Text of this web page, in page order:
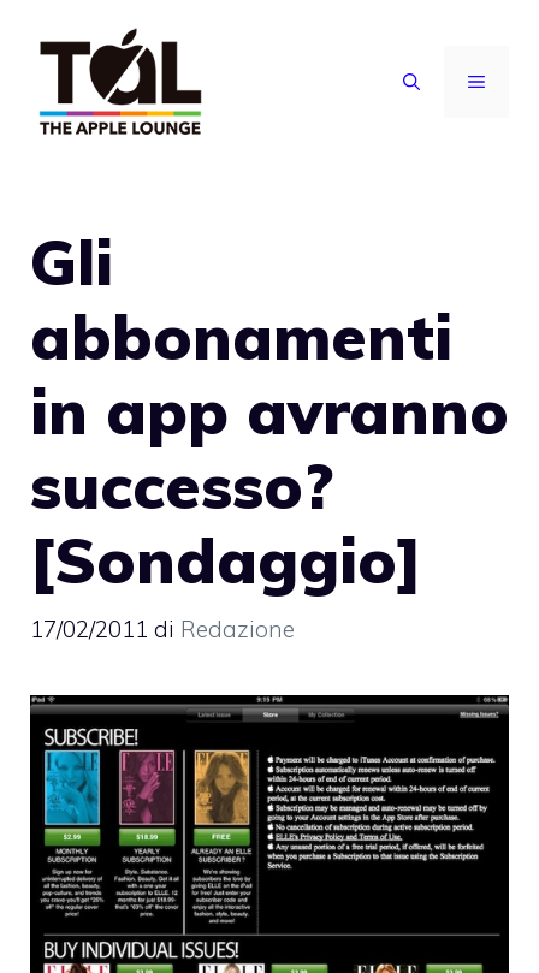
contenuto
MENU
Gli
abbonamenti
in app avranno
successo?
[Sondaggio]
17/02/2011 di Redazione